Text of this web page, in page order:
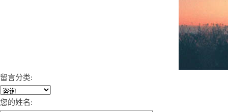
留言分类:
您的姓名: